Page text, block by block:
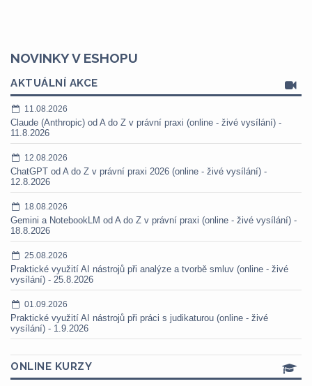
NOVINKY V ESHOPU
AKTUÁLNÍ AKCE
11.08.2026
Claude (Anthropic) od A do Z v právní praxi (online - živé vysílání) -
11.8.2026
12.08.2026
ChatGPT od A do Z v právní praxi 2026 (online - živé vysílání) -
12.8.2026
18.08.2026
Gemini a NotebookLM od A do Z v právní praxi (online - živé vysílání) -
18.8.2026
25.08.2026
Praktické využití AI nástrojů při analýze a tvorbě smluv (online - živé
vysílání) - 25.8.2026
01.09.2026
Praktické využití AI nástrojů při práci s judikaturou (online - živé
vysílání) - 1.9.2026
ONLINE KURZY